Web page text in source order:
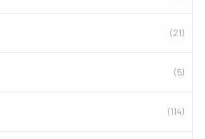
(21)
(5)
(114)